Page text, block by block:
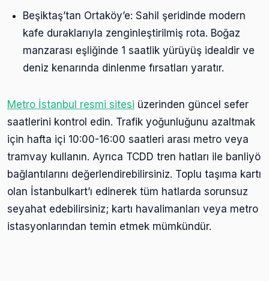
Beşiktaş’tan Ortaköy’e: Sahil şeridinde modern
kafe duraklarıyla zenginleştirilmiş rota. Boğaz
manzarası eşliğinde 1 saatlik yürüyüş idealdir ve
deniz kenarında dinlenme fırsatları yaratır.
Metro İstanbul resmi sitesi üzerinden güncel sefer
saatlerini kontrol edin. Trafik yoğunluğunu azaltmak
için hafta içi 10:00-16:00 saatleri arası metro veya
tramvay kullanın. Ayrıca TCDD tren hatları ile banliyö
bağlantılarını değerlendirebilirsiniz. Toplu taşıma kartı
olan İstanbulkart’ı edinerek tüm hatlarda sorunsuz
seyahat edebilirsiniz; kartı havalimanları veya metro
istasyonlarından temin etmek mümkündür.